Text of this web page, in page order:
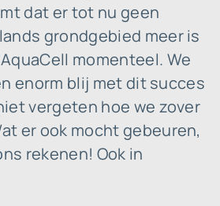
dat er tot nu geen
grondgebied meer is
momenteel. We
enorm blij met dit succes
vergeten hoe we zover
er ook mocht gebeuren,
rekenen! Ook in